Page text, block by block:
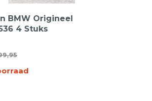
BMW Origineel
4 Stuks